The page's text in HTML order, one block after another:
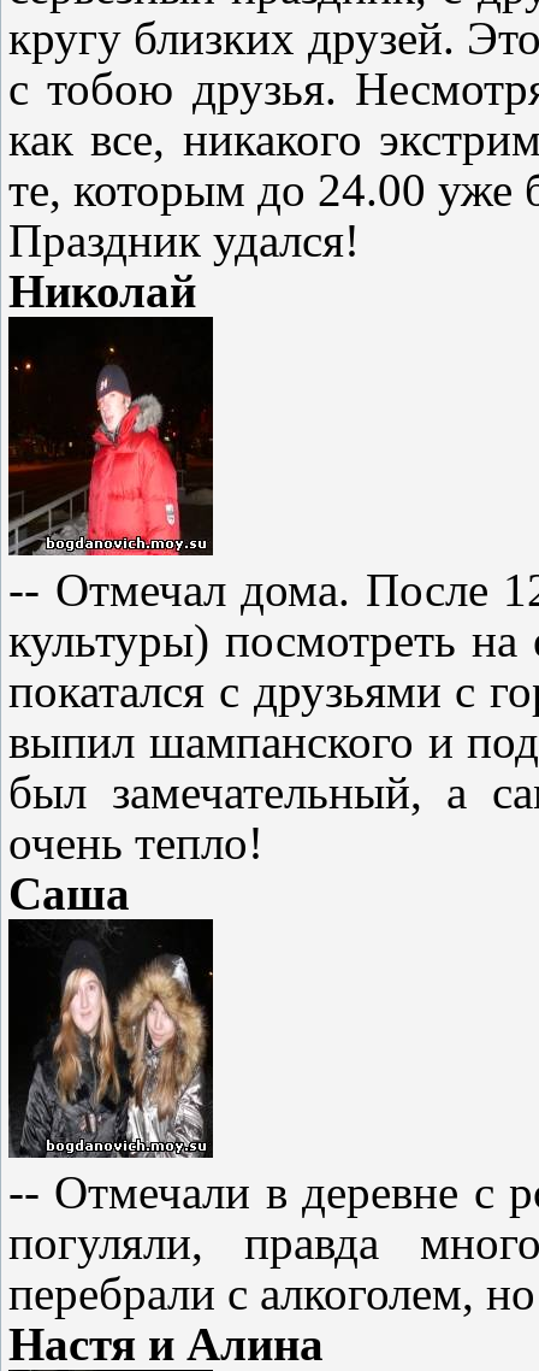
кругу близких друзей.
с тобою друзья.
как все, никакого
те, которым до 24.00
Праздник удался!
Николай
-- Отмечал дома. После
культуры) посмотреть
покатался с друзьями с
выпил шампанского и
был замечательный, а
очень тепло!
Саша
-- Отмечали в деревне с
погуляли, правда
перебрали с алкоголем,
Настя и Алина